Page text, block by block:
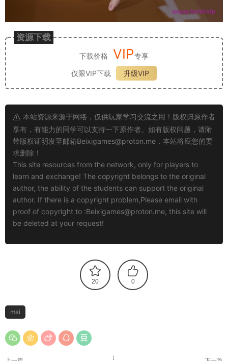
资源下载
下载价格 VIP专享
仅限VIP下载
升级VIP
本站资源来源于网络，仅供玩家学习交流之用！版权归原作者
享有，有能力的同学可以支持一下原作者。如有版权问题，请附
带版权证明发至邮箱Beixigames@proton.me ，本站将应您的要
求删除！
This site resources from the network, only for players to
learn and exchange! The copyright belongs to the original
author, the ability of the students can support the original
author. If there is a copyright problem,Please email with
proof of copyright to :Beixigames@proton.me, this site will
be deleted at your request!
20 0
mai